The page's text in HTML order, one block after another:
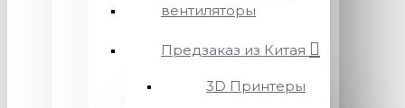
вентиляторы
Предзаказ из Китая
3D Принтеры